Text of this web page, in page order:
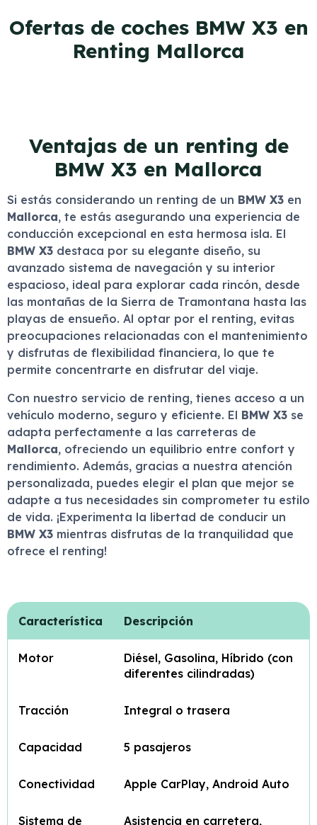
Ofertas de coches BMW X3 en
Renting Mallorca
Ventajas de un renting de
BMW X3 en Mallorca
Si estás considerando un renting de un BMW X3 en
Mallorca, te estás asegurando una experiencia de
conducción excepcional en esta hermosa isla. El
BMW X3 destaca por su elegante diseño, su
avanzado sistema de navegación y su interior
espacioso, ideal para explorar cada rincón, desde
las montañas de la Sierra de Tramontana hasta las
playas de ensueño. Al optar por el renting, evitas
preocupaciones relacionadas con el mantenimiento
y disfrutas de flexibilidad financiera, lo que te
permite concentrarte en disfrutar del viaje.
Con nuestro servicio de renting, tienes acceso a un
vehículo moderno, seguro y eficiente. El BMW X3 se
adapta perfectamente a las carreteras de
Mallorca, ofreciendo un equilibrio entre confort y
rendimiento. Además, gracias a nuestra atención
personalizada, puedes elegir el plan que mejor se
adapte a tus necesidades sin comprometer tu estilo
de vida. ¡Experimenta la libertad de conducir un
BMW X3 mientras disfrutas de la tranquilidad que
ofrece el renting!
Característica Descripción
Motor
Diésel, Gasolina, Híbrido (con
diferentes cilindradas)
Tracción Integral o trasera
Capacidad 5 pasajeros
Conectividad Apple CarPlay, Android Auto
Sistema de
Asistencia en carretera,